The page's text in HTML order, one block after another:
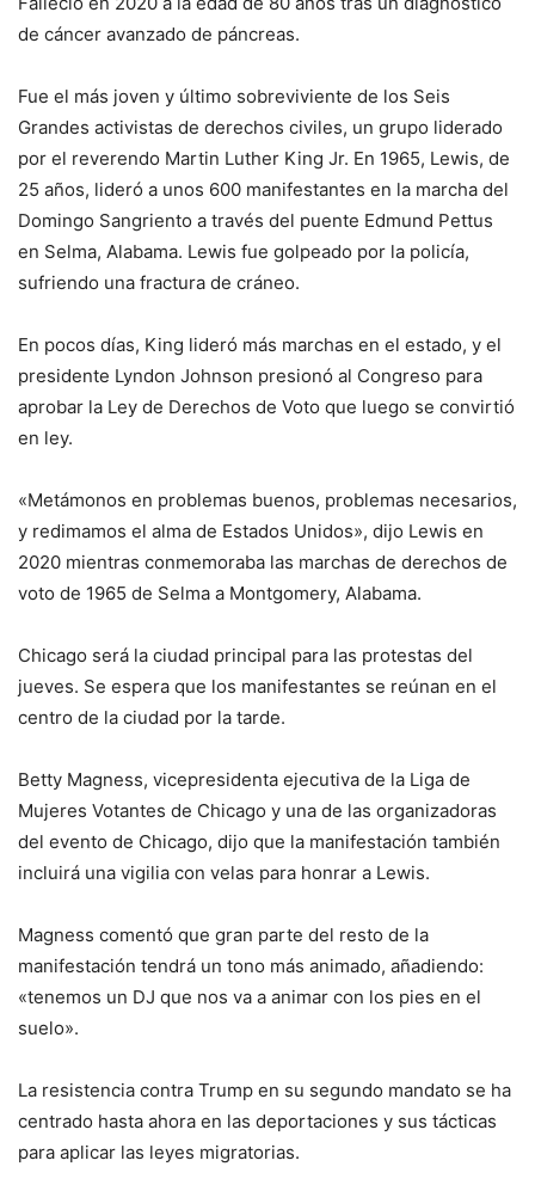
de cáncer avanzado de páncreas.
Fue el más joven y último sobreviviente de los Seis
Grandes activistas de derechos civiles, un grupo liderado
por el reverendo Martin Luther King Jr. En 1965, Lewis, de
25 años, lideró a unos 600 manifestantes en la marcha del
Domingo Sangriento a través del puente Edmund Pettus
en Selma, Alabama. Lewis fue golpeado por la policía,
sufriendo una fractura de cráneo.
En pocos días, King lideró más marchas en el estado, y el
presidente Lyndon Johnson presionó al Congreso para
aprobar la Ley de Derechos de Voto que luego se convirtió
en ley.
«Metámonos en problemas buenos, problemas necesarios,
y redimamos el alma de Estados Unidos», dijo Lewis en
2020 mientras conmemoraba las marchas de derechos de
voto de 1965 de Selma a Montgomery, Alabama.
Chicago será la ciudad principal para las protestas del
jueves. Se espera que los manifestantes se reúnan en el
centro de la ciudad por la tarde.
Betty Magness, vicepresidenta ejecutiva de la Liga de
Mujeres Votantes de Chicago y una de las organizadoras
del evento de Chicago, dijo que la manifestación también
incluirá una vigilia con velas para honrar a Lewis.
Magness comentó que gran parte del resto de la
manifestación tendrá un tono más animado, añadiendo:
«tenemos un DJ que nos va a animar con los pies en el
suelo».
La resistencia contra Trump en su segundo mandato se ha
centrado hasta ahora en las deportaciones y sus tácticas
para aplicar las leyes migratorias.